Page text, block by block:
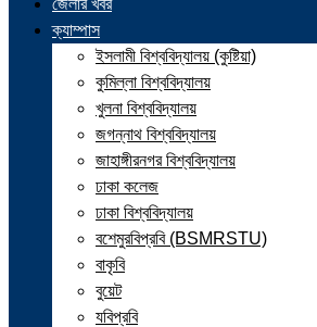
জেলার খবর
ক্যাম্পাস
ইসলামী বিশ্ববিদ্যালয় (কুষ্টিয়া)
কুমিল্লা বিশ্ববিদ্যালয়
খুলনা বিশ্ববিদ্যালয়
জগন্নাথ বিশ্ববিদ্যালয়
জাহাঙ্গীরনগর বিশ্ববিদ্যালয়
ঢাকা কলেজ
ঢাকা বিশ্ববিদ্যালয়
বশেমুরবিপ্রবি (BSMRSTU)
বাকৃবি
বুয়েট
যবিপ্রবি